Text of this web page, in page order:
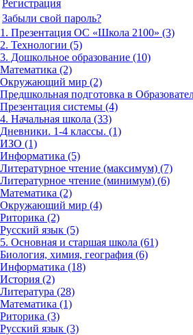
Регистрация
Забыли свой пароль?
1. Презентация ОС «Школа 2100» (3)
2. Технологии (5)
3. Дошкольное образование (10)
Математика (2)
Окружающий мир (2)
Предшкольная подготовка в
Презентация системы (4)
4. Начальная школа (33)
Дневники. 1-4 классы. (1)
ИЗО (1)
Информатика (5)
Литературное чтение (максимум) (7)
Литературное чтение (минимум) (6)
Математика (2)
Окружающий мир (4)
Риторика (2)
Русский язык (5)
5. Основная и старшая школа (61)
Биология, химия, география (6)
Информатика (18)
История (2)
Литература (28)
Математика (1)
Риторика (3)
Русский язык (3)